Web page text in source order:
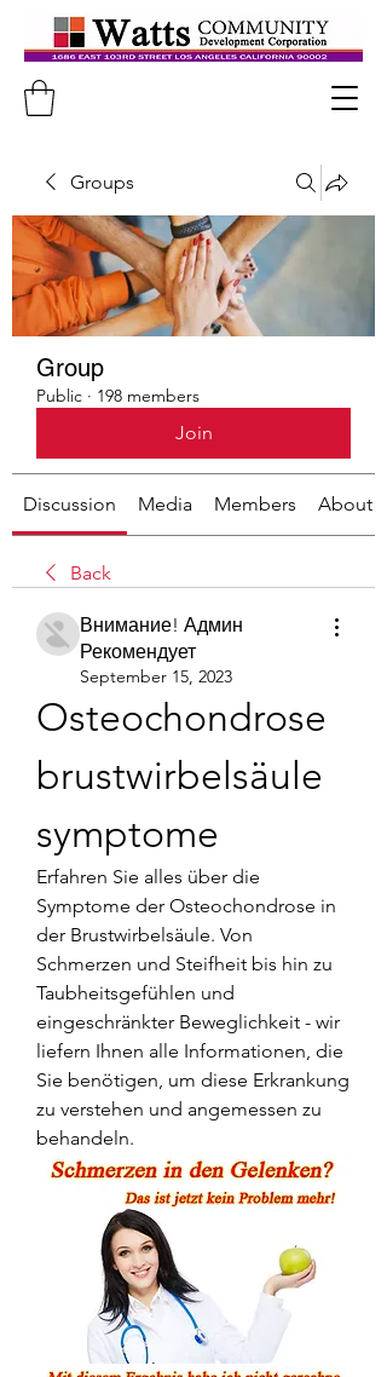
Groups
Group
Public · 198 members
Join
Discussion Media Members About
Back
Внимание! Админ
Рекомендует
September 15, 2023
Osteochondrose
brustwirbelsäule
symptome
Erfahren Sie alles über die
Symptome der Osteochondrose in
der Brustwirbelsäule. Von
Schmerzen und Steifheit bis hin zu
Taubheitsgefühlen und
eingeschränkter Beweglichkeit - wir
liefern Ihnen alle Informationen, die
Sie benötigen, um diese Erkrankung
zu verstehen und angemessen zu
behandeln.